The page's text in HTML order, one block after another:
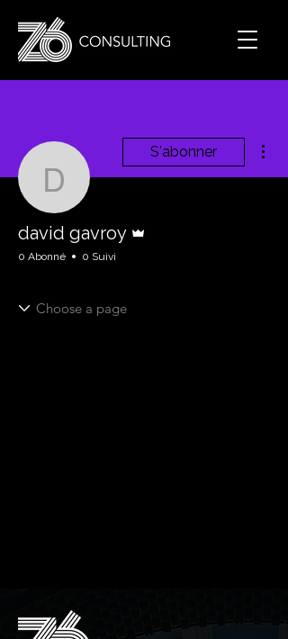
david gavroy
S'abonner
david gavroy
0 Abonné 0 Suivi